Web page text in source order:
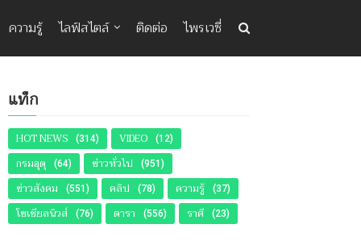
ความรู้ ไลฟ์สไตล์ ติดต่อ ไพรเวซี่
แท็ก
HOT NEWS (314) VIDEO (12)
กรมอุตุ (64) ข่าวทั่วไป (951)
ข่าวสังคม (551) คลิป (78) ความรู้ (37)
โซเชียลนิวส์ (76) ดารา (556) ราศี (23)